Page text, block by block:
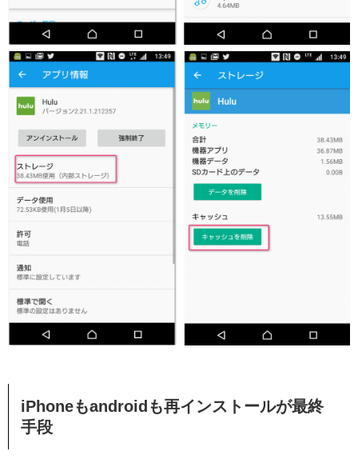
iPhoneもandroidも再インストールが最終
手段